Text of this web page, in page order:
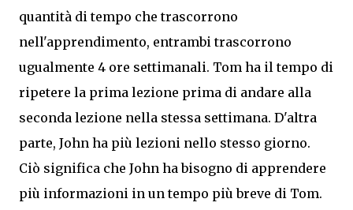
quantità di tempo che trascorrono
nell'apprendimento, entrambi trascorrono
ugualmente 4 ore settimanali. Tom ha il tempo di
ripetere la prima lezione prima di andare alla
seconda lezione nella stessa settimana. D'altra
parte, John ha più lezioni nello stesso giorno.
Ciò significa che John ha bisogno di apprendere
più informazioni in un tempo più breve di Tom.